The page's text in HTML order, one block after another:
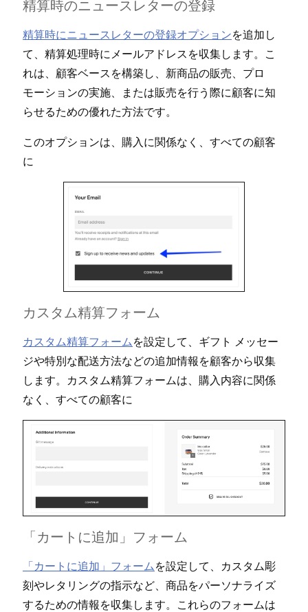
精算時のニ⁠ュ⁠ースレタ⁠ーの登録
精算時にニ⁠ュ⁠ースレタ⁠ーの登録オプシ⁠ョンを追加し
て⁠、精算処理時にメ⁠ールアドレスを収集します⁠。こ
れは⁠、顧客ベ⁠ースを構築し⁠、新商品の販売⁠、プロ
モ⁠ーシ⁠ョンの実施⁠、または販売を行う際に顧客に知
らせるための優れた方法です⁠。
このオプシ⁠ョンは⁠、購入に関係なく⁠、すべての顧客
に
カスタム精算フ⁠ォ⁠ーム
カスタム精算フ⁠ォ⁠ームを設定して⁠、ギフト メ⁠ッセ⁠ー
ジや特別な配送方法などの追加情報を顧客から収集
します⁠。カスタム精算フ⁠ォ⁠ームは⁠、購入内容に関係
なく⁠、すべての顧客に
「⁠カ⁠ートに追加⁠」フ⁠ォ⁠ーム
「⁠カ⁠ートに追加⁠」フ⁠ォ⁠ーム を設定して⁠、カスタム彫
刻やレタリングの指示など⁠、商品をパ⁠ーソナライズ
するための情報を収集します⁠。これらのフ⁠ォ⁠ームは